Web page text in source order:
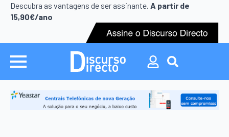
Descubra as vantagens de ser assinante. A partir de
15,90€/ano
Search
for:
Search